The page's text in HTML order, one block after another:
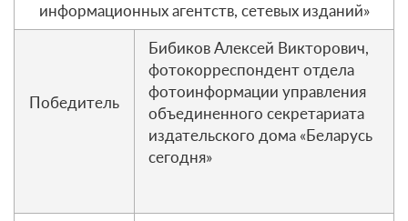
информационных агентств, сетевых изданий»
Победитель
Бибиков Алексей Викторович,
фотокорреспондент отдела
фотоинформации управления
объединенного секретариата
издательского дома «Беларусь
сегодня»